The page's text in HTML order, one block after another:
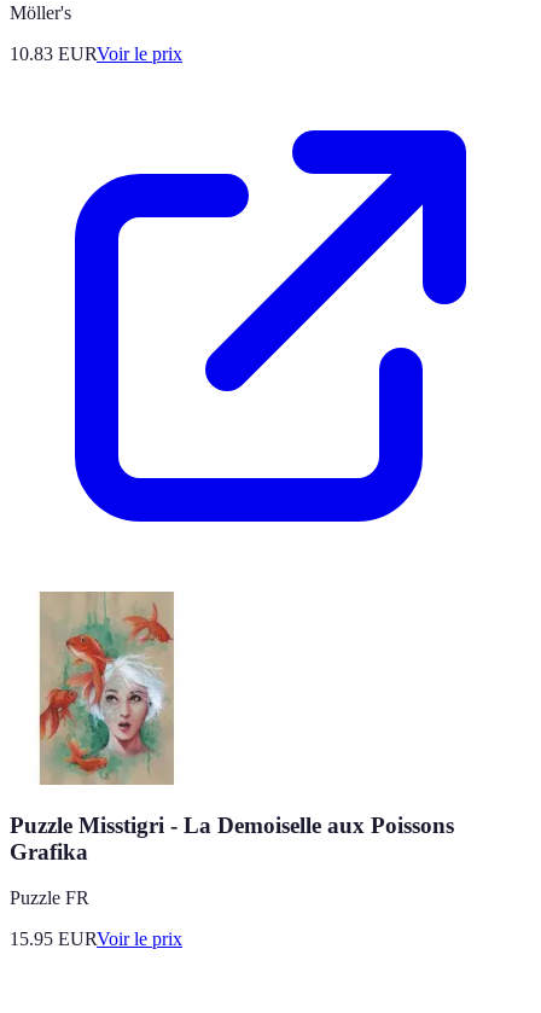
Möller's
10.83 EURVoir le prix
Puzzle Misstigri - La Demoiselle aux Poissons
Grafika
Puzzle FR
15.95 EURVoir le prix